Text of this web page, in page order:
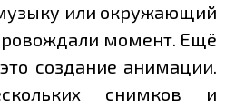
или окружающий
момент. Ещё
создание анимации.
снимков и